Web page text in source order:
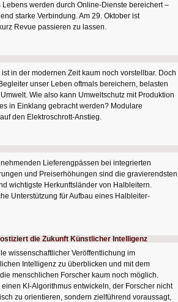
Lebens werden durch Online-Dienste bereichert –
starke Verbindung. Am 29. Oktober ist
Revue passieren zu lassen.
in der modernen Zeit kaum noch vorstellbar. Doch
unser Leben oftmals bereichern, belasten
Wie also kann Umweltschutz mit Produktion
in Einklang gebracht werden? Modulare
den Elektroschrott-Anstieg.
Lieferengpässen bei integrierten
und Preiserhöhungen sind die gravierendsten
wichtigste Herkunftsländer von Halbleitern.
Unterstützung für Aufbau eines Halbleiter-
die Zukunft Künstlicher Intelligenz
wissenschaftlicher Veröffentlichung im
Intelligenz zu überblicken und mit dem
menschlichen Forscher kaum noch möglich.
KI-Algorithmus entwickeln, der Forscher nicht
zu orientieren, sondern zielführend voraussagt,